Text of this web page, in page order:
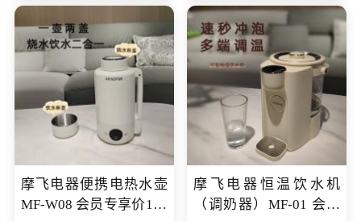
摩飞电器便携电热水壶
MF-W08 会员专享价198
摩飞电器恒温饮水机
（调奶器）MF-01 会员